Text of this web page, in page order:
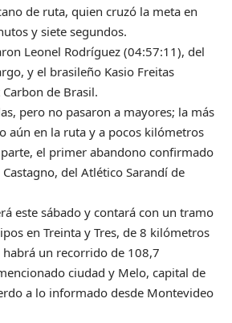
de ruta, quien cruzó la meta en
y siete segundos.
Leonel Rodríguez (04:57:11), del
y el brasileño Kasio Freitas
de Brasil.
pero no pasaron a mayores; la más
aún en la ruta y a pocos kilómetros
el primer abandono confirmado
del Atlético Sarandí de
este sábado y contará con un tramo
en Treinta y Tres, de 8 kilómetros
un recorrido de 108,7
ciudad y Melo, capital de
a lo informado desde Montevideo